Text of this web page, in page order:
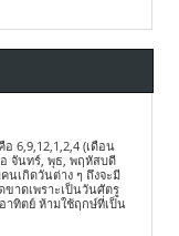
6,9,12,1,2,4 (เดือน
จันทร์, พุธ, พฤหัสบดี
นเกิดวันต่าง ๆ ถึงจะมี
ขาดเพราะเป็นวันศัตรู
าทิตย์ ห้ามใช้ฤกษ์ที่เป็น